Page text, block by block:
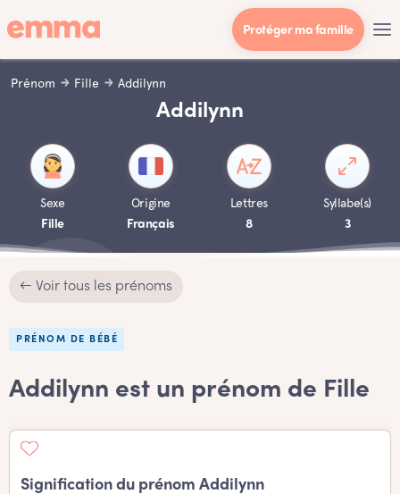
Protéger ma famille
Prénom Fille Addilynn
Addilynn
Sexe
Fille
Origine
Français
Lettres
8
Syllabe(s)
3
← Voir tous les prénoms
PRÉNOM DE BÉBÉ
Addilynn est un prénom de Fille
Signification du prénom Addilynn